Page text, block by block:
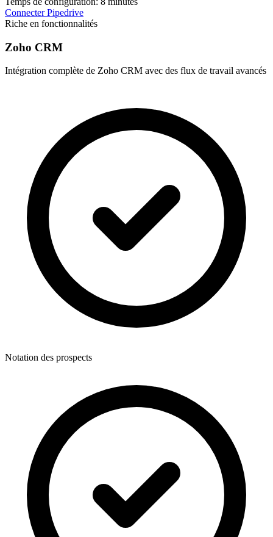
Connecter Pipedrive
Riche en fonctionnalités
Zoho CRM
Intégration complète de Zoho CRM avec des flux de travail avancés
Notation des prospects